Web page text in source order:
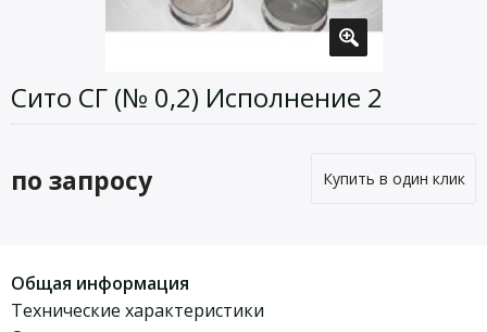
Сито СГ (№ 0,2) Исполнение 2
по запросу Купить в один клик
Общая информация
Технические характеристики